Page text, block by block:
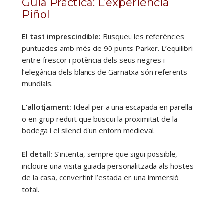
Guia Pràctica: L’experiència
Piñol
El tast imprescindible: Busqueu les referències
puntuades amb més de 90 punts Parker. L’equilibri
entre frescor i potència dels seus negres i
l’elegància dels blancs de Garnatxa són referents
mundials.
L’allotjament: Ideal per a una escapada en parella
o en grup reduït que busqui la proximitat de la
bodega i el silenci d’un entorn medieval.
El detall: S’intenta, sempre que sigui possible,
incloure una visita guiada personalitzada als hostes
de la casa, convertint l’estada en una immersió
total.